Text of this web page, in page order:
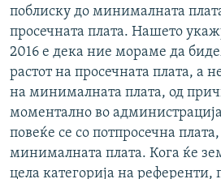
поблиску до минималната
просечната плата. Нашето
2016 е дека ние мораме да
растот на просечната плата, а
на минималната плата, од
моментално во
повеќе се со потпросечна
минималната плата. Кога ќе
цела категорија на референти,